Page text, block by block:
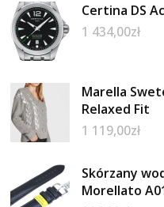
Certina DS
1 434,00zł
Marella
Relaxed Fit
1 119,00zł
Skórzany
Morellato